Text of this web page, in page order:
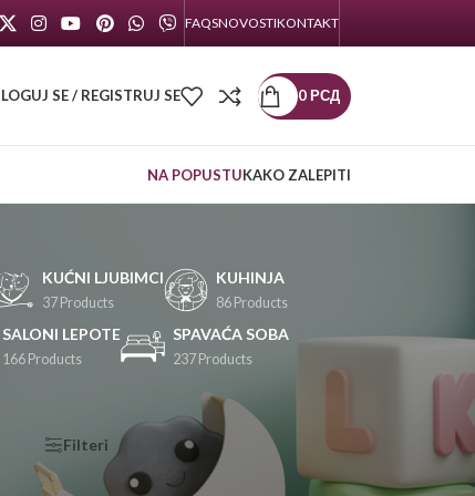
FAQSNOVOSTIKONTAKT
SE / REGISTRUJ SE 0РСД
NA POPUSTUKAKO ZALEPITI
KUĆNI LJUBIMCI
37 Products
KUHINJA
86 Products
SALONI LEPOTE
166 Products
SPAVAĆA SOBA
237 Products
Filteri
KATEGORIJE
PROIZVODA